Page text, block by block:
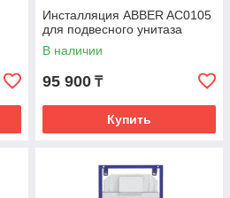
Инсталляция ABBER AC0105
для подвесного унитаза
В наличии
95 900 ₸
Купить